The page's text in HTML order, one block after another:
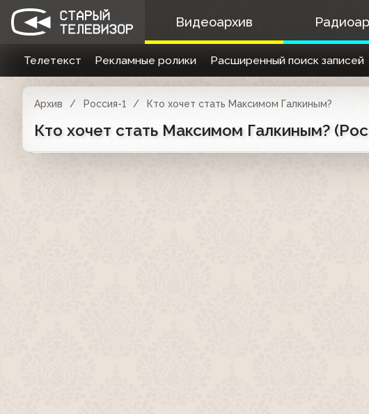
Видеоархив
Телетекст Рекламные ролики Расширенный поиск записей
Архив Россия-1 Кто хочет стать Максимом Галкиным?
Кто хочет стать Максимом Галкиным?